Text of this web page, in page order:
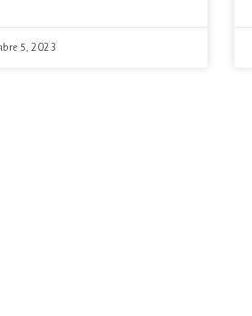
5, 2023